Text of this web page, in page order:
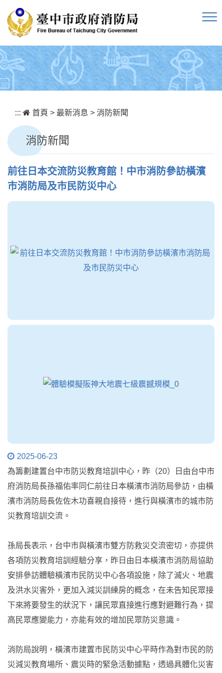
::: 首頁 > 最新消息 > 消防新聞
消防新聞
前往日本交流防災教育館！中市消防參訪橫濱
市消防局及市民防災中心
2025-06-23
為籌劃建置台中市防災教育培訓中心，昨（20）日由台中市
府消防局長孫福佑率同仁前往日本橫濱市消防局參訪，由橫
濱市消防局長佐佐木功喜親自接待，進行與橫濱市的城市防
災教育培訓交流。
孫局長表示，台中市與橫濱市雙方防救災交流密切，亦提供
各項防災教育培訓經驗分享，昨日由日本橫濱市消防局協助
安排參訪體驗橫濱市民防災中心各項設施，除了滅火、地震
及洪水災害外，更加入減災訓練房的概念，在未告知民眾接
下來將要發生的狀況下，讓民眾直接進行應對避難行為，提
高民眾應變能力，亦能有效的增加民眾防災意識。
消防局說明，橫濱市建置市民防災中心平時作為對市民的防
災減災教育場所、震災時的緊急活動據點，透過具體化災害